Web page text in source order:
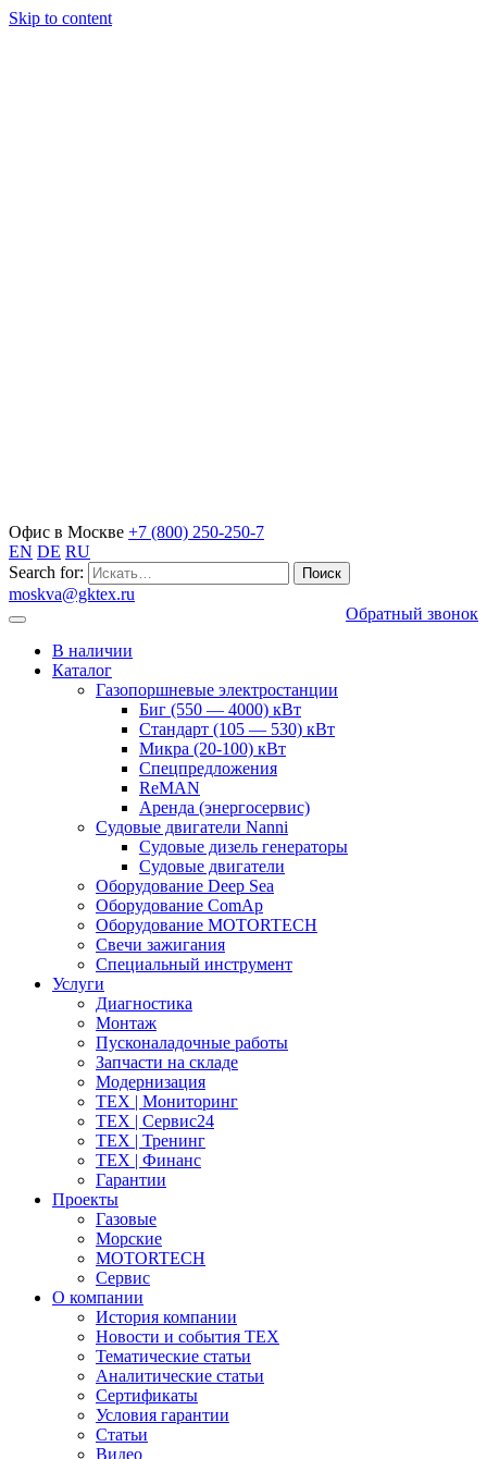
Skip to content
Офис в Москве +7 (800) 250-250-7
EN DE RU
Search for:
moskva@gktex.ru
Обратный звонок
В наличии
Каталог
Газопоршневые электростанции
Биг (550 — 4000) кВт
Стандарт (105 — 530) кВт
Микра (20-100) кВт
Спецпредложения
ReMAN
Аренда (энергосервис)
Судовые двигатели Nanni
Судовые дизель генераторы
Судовые двигатели
Оборудование Deep Sea
Оборудование ComAp
Оборудование MOTORTECH
Свечи зажигания
Специальный инструмент
Услуги
Диагностика
Монтаж
Пусконаладочные работы
Запчасти на складе
Модернизация
ТЕХ | Мониторинг
ТЕХ | Сервис24
ТЕХ | Тренинг
ТЕХ | Финанс
Гарантии
Проекты
Газовые
Морские
MOTORTECH
Сервис
О компании
История компании
Новости и события ТЕХ
Тематические статьи
Аналитические статьи
Сертификаты
Условия гарантии
Статьи
Видео